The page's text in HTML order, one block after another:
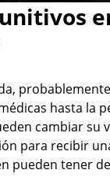
hasta la
cambiar su
para recibir
pueden tener